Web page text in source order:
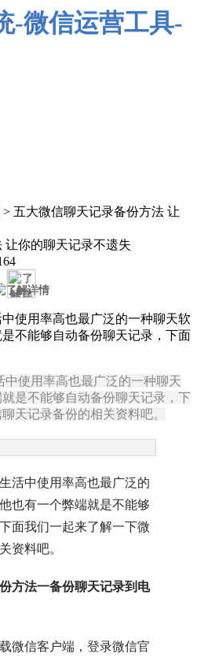
> 五大微信聊天记录备份方法 让
让你的聊天记录不遗失
使用率高也最广泛的一种聊天软
不能够自动备份聊天记录，下面
使用率高也最广泛的一种聊天
是不能够自动备份聊天记录，下
天记录备份的相关资料吧。
中使用率高也最广泛的
也有一个弊端就是不能够
面我们一起来了解一下微
资料吧。
方法一备份聊天记录到电
信客户端，登录微信官